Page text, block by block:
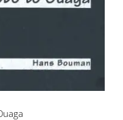
Bobo to Ouaga